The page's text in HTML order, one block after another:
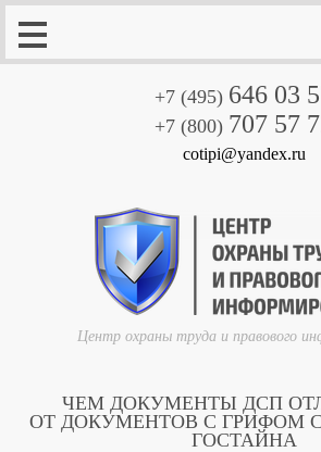
+7 (495) 646 03
+7 (800) 707 57
cotipi@yandex.ru
Центр охраны труда и правового
ЧЕМ ДОКУМЕНТЫ ДСП
ОТ ДОКУМЕНТОВ С ГРИФОМ
ГОСТАЙНА